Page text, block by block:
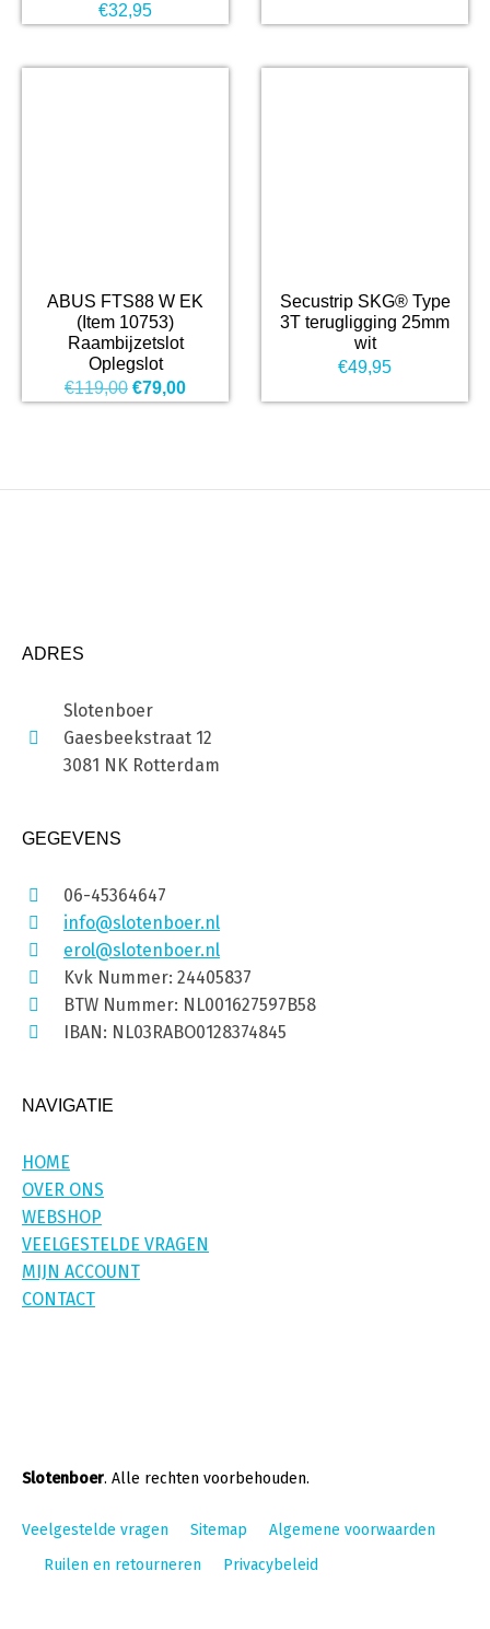
€32,95
ABUS FTS88 W EK
(Item 10753)
Raambijzetslot
Oplegslot
€119,00 Oorspronkelijke
€79,00Huidige
Secustrip SKG® Type
3T terugligging 25mm
wit
€49,95
ADRES
Slotenboer
Gaesbeekstraat 12
3081 NK Rotterdam
GEGEVENS
06-45364647
info@slotenboer.nl
erol@slotenboer.nl
Kvk Nummer: 24405837
BTW Nummer: NL001627597B58
IBAN: NL03RABO0128374845
NAVIGATIE
HOME
OVER ONS
WEBSHOP
VEELGESTELDE VRAGEN
MIJN ACCOUNT
CONTACT
Slotenboer. Alle rechten voorbehouden.
Veelgestelde vragen Sitemap
Algemene voorwaarden
Ruilen en retourneren
Privacybeleid